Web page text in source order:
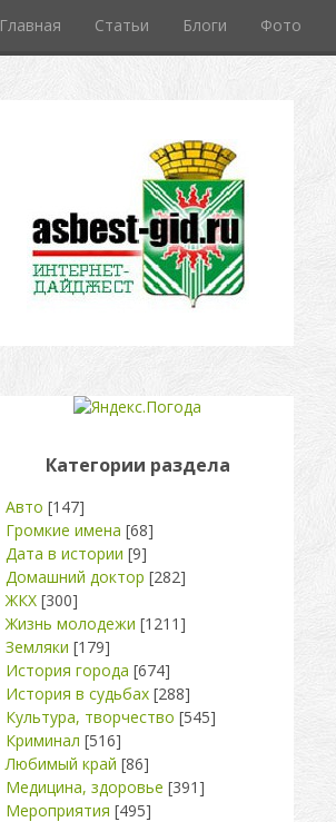
Главная Статьи Блоги Фото
Категории раздела
Авто [147]
Громкие имена [68]
Дата в истории [9]
Домашний доктор [282]
ЖКХ [300]
Жизнь молодежи [1211]
Земляки [179]
История города [674]
История в судьбах [288]
Культура, творчество [545]
Криминал [516]
Любимый край [86]
Медицина, здоровье [391]
Мероприятия [495]